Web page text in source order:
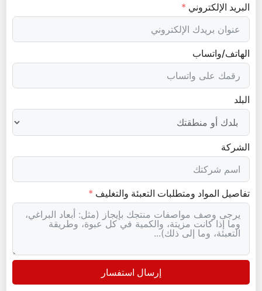
البريد الإلكتروني
الهاتف/واتساب
البلد
الشركة
تفاصيل المواد ومتطلبات التعبئة والتغليف
إرسال استفسار